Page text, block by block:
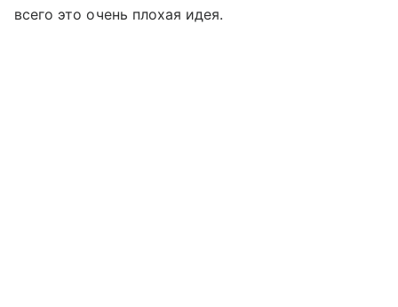
всего это очень плохая идея.